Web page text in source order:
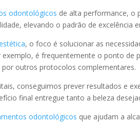
odontológicos de alta performance, o
elevando o padrão de excelência
, o foco é solucionar as
exemplo, é frequentemente o ponto de
outros protocolos complementares.
conseguimos prever resultados e
final entregue tanto a beleza
odontológicos que ajudam a